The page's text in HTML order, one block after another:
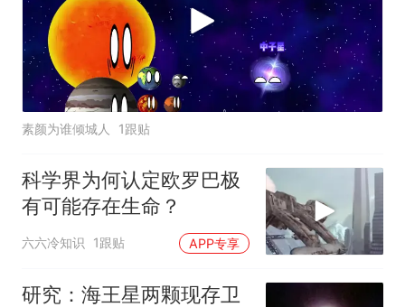
素颜为谁倾城人 1跟贴
科学界为何认定欧罗巴极
有可能存在生命？
六六冷知识 1跟贴 APP专享
研究：海王星两颗现存卫